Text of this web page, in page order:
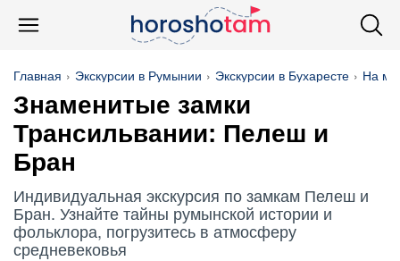
Главная Экскурсии в Румынии Экскурсии в Бухаресте На
Знаменитые замки
Трансильвании: Пелеш и
Бран
Индивидуальная экскурсия по замкам Пелеш и
Бран. Узнайте тайны румынской истории и
фольклора, погрузитесь в атмосферу
средневековья